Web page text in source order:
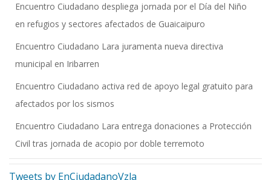
Encuentro Ciudadano despliega jornada por el Día del Niño
en refugios y sectores afectados de Guaicaipuro
Encuentro Ciudadano Lara juramenta nueva directiva
municipal en Iribarren
Encuentro Ciudadano activa red de apoyo legal gratuito para
afectados por los sismos
Encuentro Ciudadano Lara entrega donaciones a Protección
Civil tras jornada de acopio por doble terremoto
Tweets by EnCiudadanoVzla